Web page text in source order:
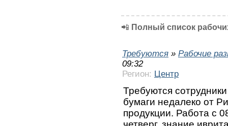
📲 Полный список
Требуются » Рабочие
09:32
Регион: Центр
Требуются
бумаги недалеко от
продукции. Работа с